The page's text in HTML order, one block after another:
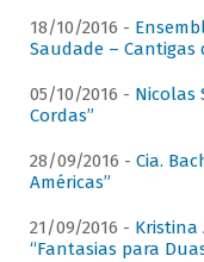
18/10/2016 -
Saudade – Cantigas
05/10/2016 - Nicolas
Cordas”
28/09/2016 - Cia.
Américas”
21/09/2016 - Kristina
“Fantasias para